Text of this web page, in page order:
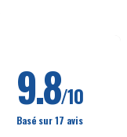
9.8/10
Basé sur 17 avis